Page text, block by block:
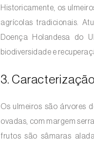
Historicamente, os
agrícolas tradicionais.
Doença Holandesa do
biodiversidade e
3.
Os ulmeiros são árvores
ovadas, com margem
frutos são sâmaras